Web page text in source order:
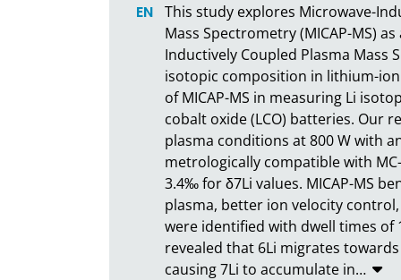
This study explores Microwave-
Mass Spectrometry (MICAP-MS)
Inductively Coupled Plasma Mass
isotopic composition in lithium-
of MICAP-MS in measuring Li
cobalt oxide (LCO) batteries. Our
plasma conditions at 800 W with
metrologically compatible with
3.4‰ for δ7Li values. MICAP-MS
plasma, better ion velocity
were identified with dwell times of
revealed that 6Li migrates
causing 7Li to accumulate in…